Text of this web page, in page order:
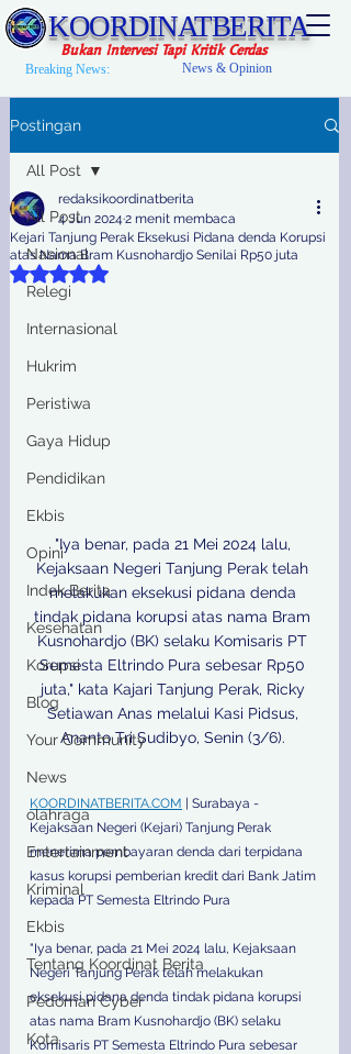
KOORDINATBERITA
Bukan Intervesi Tapi Kritik Cerdas
Breaking News: News & Opinion
Postingan
All Post
Nasional
Relegi
Internasional
Hukrim
Peristiwa
Gaya Hidup
Pendidikan
Ekbis
Opini
Indek Berita
Kesehatan
Korupsi
Blog
Your Community
News
olahraga
Entertainment
Kriminal
Ekbis
Tentang Koordinat Berita
Pedoman Cyber
Kota
All Post
Kejari Tanjung Perak Eksekusi Pidana denda Korupsi
atas Nama Bram Kusnohardjo Senilai Rp50 juta
redaksikoordinatberita
4 Jun 2024 2 menit membaca
Dinilai NaN dari 5 bintang.
"Iya benar, pada 21 Mei 2024 lalu,
Kejaksaan Negeri Tanjung Perak telah
melakukan eksekusi pidana denda
tindak pidana korupsi atas nama Bram
Kusnohardjo (BK) selaku Komisaris PT
Semesta Eltrindo Pura sebesar Rp50
juta," kata Kajari Tanjung Perak, Ricky
Setiawan Anas melalui Kasi Pidsus,
Ananto Tri Sudibyo, Senin (3/6).
KOORDINATBERITA.COM | Surabaya -
Kejaksaan Negeri (Kejari) Tanjung Perak
menerima pembayaran denda dari terpidana
kasus korupsi pemberian kredit dari Bank Jatim
kepada PT Semesta Eltrindo Pura
"Iya benar, pada 21 Mei 2024 lalu, Kejaksaan
Negeri Tanjung Perak telah melakukan
eksekusi pidana denda tindak pidana korupsi
atas nama Bram Kusnohardjo (BK) selaku
Komisaris PT Semesta Eltrindo Pura sebesar